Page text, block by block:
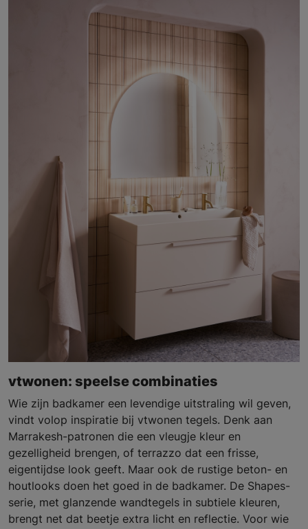
vtwonen: speelse combinaties
Wie zijn badkamer een levendige uitstraling wil geven,
vindt volop inspiratie bij vtwonen tegels. Denk aan
Marrakesh-patronen die een vleugje kleur en
gezelligheid brengen, of terrazzo dat een frisse,
eigentijdse look geeft. Maar ook de rustige beton- en
houtlooks doen het goed in de badkamer. De Shapes-
serie, met glanzende wandtegels in subtiele kleuren,
brengt net dat beetje extra licht en reflectie. Voor wie